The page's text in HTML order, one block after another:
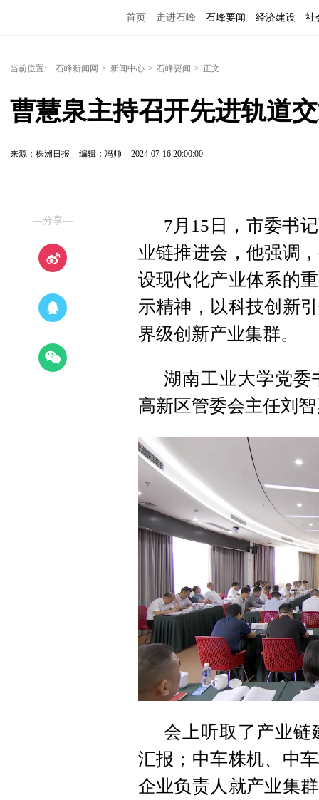
首页 走进石峰 石峰要闻 经济建设 社
当前位置: 石峰新闻网 > 新闻中心 > 石峰要闻 > 正文
曹慧泉主持召开先进轨道
来源：株洲日报 编辑：冯帅 2024-07-16 20:00:00
—分享—
7月15日，市委书
业链推进会，他强调
设现代化产业体系的
示精神，以科技创新
界级创新产业集群。
湖南工业大学党委
高新区管委会主任刘
会上听取了产业链
汇报；中车株机、中
企业负责人就产业集